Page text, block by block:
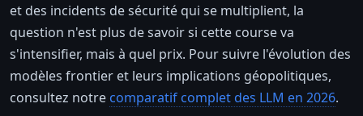
et des incidents de sécurité qui se multiplient, la
question n'est plus de savoir si cette course va
s'intensifier, mais à quel prix. Pour suivre l'évolution des
modèles frontier et leurs implications géopolitiques,
consultez notre comparatif complet des LLM en 2026.